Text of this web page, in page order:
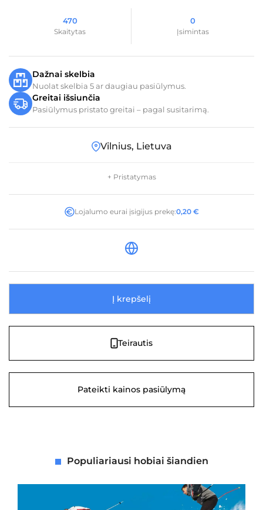
470
Skaitytas
0
Įsimintas
Dažnai skelbia
Nuolat skelbia 5 ar daugiau pasiūlymus.
Greitai išsiunčia
Pasiūlymus pristato greitai – pagal susitarimą.
Vilnius, Lietuva
+ Pristatymas
Lojalumo eurai įsigijus prekę:0,20 €
Į krepšelį
Teirautis
Pateikti kainos pasiūlymą
Populiariausi hobiai šiandien